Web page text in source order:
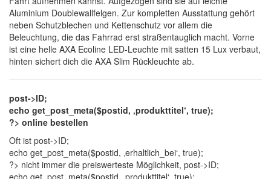
Aluminium Doublewallfelgen. Zur kompletten Ausstattung gehört
neben Schutzblechen und Kettenschutz vor allem die
Beleuchtung, die das Fahrrad erst straßentauglich macht. Vorne
ist eine helle AXA Ecoline LED-Leuchte mit satten 15 Lux verbaut,
hinten sichert dich die AXA Slim Rückleuchte ab.
post->ID;
echo get_post_meta($postid, ‚produkttitel‘, true);
?> online bestellen
Oft ist post->ID;
echo get_post_meta($postid, ‚erhaltlich_bei‘, true);
?> nicht immer die preiswerteste Möglichkeit, post->ID;
echo get_post_meta($postid, ‚produkttitel‘, true);